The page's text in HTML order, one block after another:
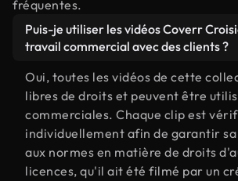
fréquentes.
Puis-je utiliser les vidéos Coverr
travail commercial avec des clients ?
Oui, toutes les vidéos de cette
libres de droits et peuvent être
commerciales. Chaque clip est
individuellement afin de garantir
aux normes en matière de droits
licences, qu'il ait été filmé par un